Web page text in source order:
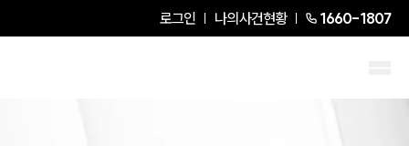
로그인 나의사건현황 1660-1807